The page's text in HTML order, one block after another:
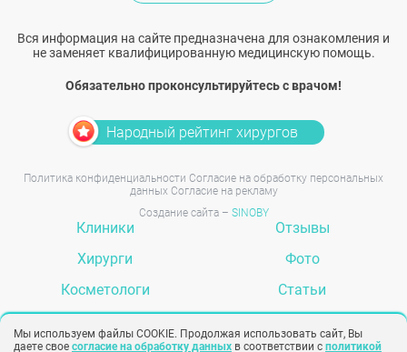
Вся информация на сайте предназначена для ознакомления и
не заменяет квалифицированную медицинскую помощь.
Обязательно проконсультируйтесь с врачом!
Народный рейтинг хирургов
Политика конфиденциальности Согласие на обработку персональных
данных Согласие на рекламу
Создание сайта – SINOBY
Клиники
Хирурги
Косметологи
Отзывы
Фото
Статьи
Мы используем файлы COOKIE. Продолжая использовать сайт, Вы
даете свое согласие на обработку данных в соответствии с политикой